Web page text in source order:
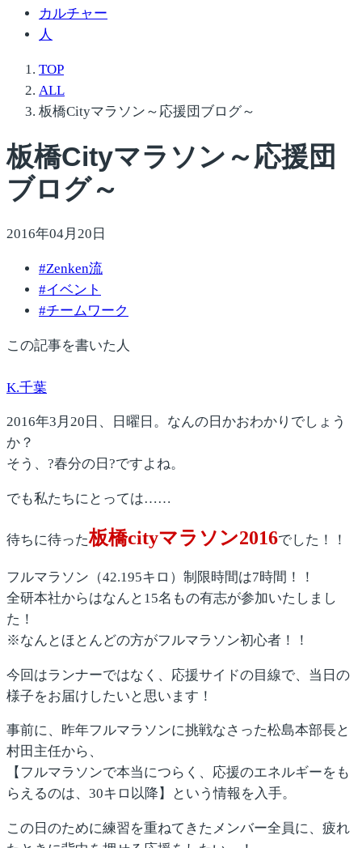
カルチャー
人
TOP
ALL
板橋Cityマラソン～応援団ブログ～
板橋Cityマラソン～応援団
ブログ～
2016年04月20日
#Zenken流
#イベント
#チームワーク
この記事を書いた人
K.千葉
2016年3月20日、日曜日。なんの日かおわかりでしょう
か？
そう、?春分の日?ですよね。
でも私たちにとっては……
待ちに待った板橋cityマラソン2016でした！！
フルマラソン（42.195キロ）制限時間は7時間！！
全研本社からはなんと15名もの有志が参加いたしまし
た！
※なんとほとんどの方がフルマラソン初心者！！
今回はランナーではなく、応援サイドの目線で、当日の
様子をお届けしたいと思います！
事前に、昨年フルマラソンに挑戦なさった松島本部長と
村田主任から、
【フルマラソンで本当につらく、応援のエネルギーをも
らえるのは、30キロ以降】という情報を入手。
この日のために練習を重ねてきたメンバー全員に、疲れ